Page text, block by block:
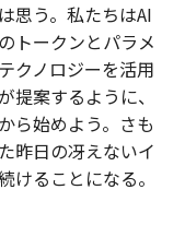
思う。私たちはAI
トークンとパラメ
クノロジーを活用
提案するように、
ら始めよう。さも
昨日の冴えないイ
けることになる。